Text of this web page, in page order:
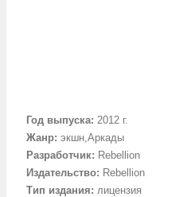
Год выпуска: 2012 г.
Жанр: экшн,Аркады
Разработчик: Rebellion
Издательство: Rebellion
Тип издания: лицензия